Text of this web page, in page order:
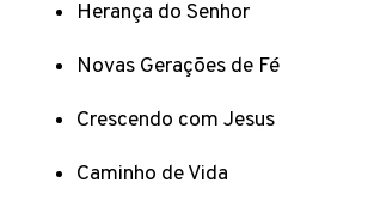
Herança do Senhor
Novas Gerações de Fé
Crescendo com Jesus
Caminho de Vida